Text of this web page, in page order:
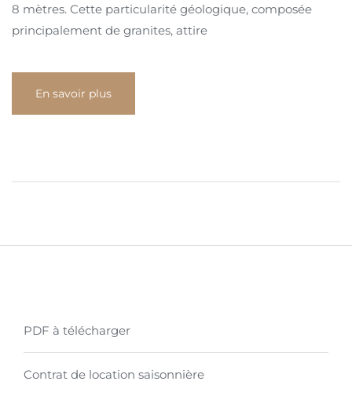
8 mètres. Cette particularité géologique, composée
principalement de granites, attire
En savoir plus
PDF à télécharger
Contrat de location saisonnière